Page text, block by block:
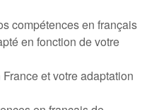
compétences en français
en fonction de votre
et votre adaptation